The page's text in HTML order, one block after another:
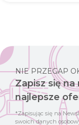
NIE PRZEGAP
Zapisz się
najlepsze
*Zapisując się na
swoich danych